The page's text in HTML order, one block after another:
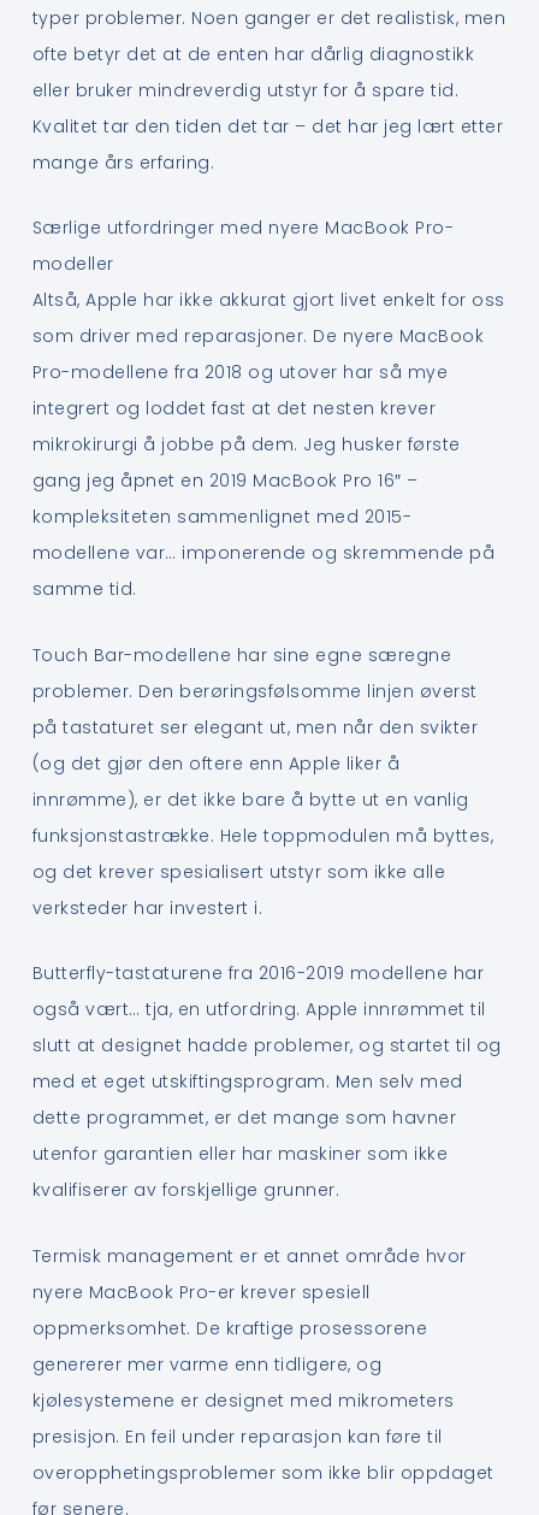
typer problemer. Noen ganger er det realistisk, men
ofte betyr det at de enten har dårlig diagnostikk
eller bruker mindreverdig utstyr for å spare tid.
Kvalitet tar den tiden det tar – det har jeg lært etter
mange års erfaring.
Særlige utfordringer med nyere MacBook Pro-
modeller
Altså, Apple har ikke akkurat gjort livet enkelt for oss
som driver med reparasjoner. De nyere MacBook
Pro-modellene fra 2018 og utover har så mye
integrert og loddet fast at det nesten krever
mikrokirurgi å jobbe på dem. Jeg husker første
gang jeg åpnet en 2019 MacBook Pro 16″ –
kompleksiteten sammenlignet med 2015-
modellene var… imponerende og skremmende på
samme tid.
Touch Bar-modellene har sine egne særegne
problemer. Den berøringsfølsomme linjen øverst
på tastaturet ser elegant ut, men når den svikter
(og det gjør den oftere enn Apple liker å
innrømme), er det ikke bare å bytte ut en vanlig
funksjonstastrække. Hele toppmodulen må byttes,
og det krever spesialisert utstyr som ikke alle
verksteder har investert i.
Butterfly-tastaturene fra 2016-2019 modellene har
også vært… tja, en utfordring. Apple innrømmet til
slutt at designet hadde problemer, og startet til og
med et eget utskiftingsprogram. Men selv med
dette programmet, er det mange som havner
utenfor garantien eller har maskiner som ikke
kvalifiserer av forskjellige grunner.
Termisk management er et annet område hvor
nyere MacBook Pro-er krever spesiell
oppmerksomhet. De kraftige prosessorene
genererer mer varme enn tidligere, og
kjølesystemene er designet med mikrometers
presisjon. En feil under reparasjon kan føre til
overopphetingsproblemer som ikke blir oppdaget
før senere.